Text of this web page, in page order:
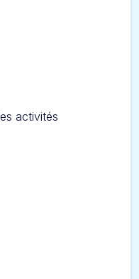
activités